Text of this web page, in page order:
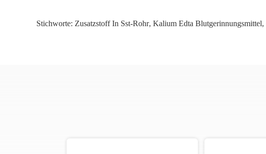
Stichworte: Zusatzstoff In Sst-Rohr, Kalium Edta Blutgerinnungsmittel,